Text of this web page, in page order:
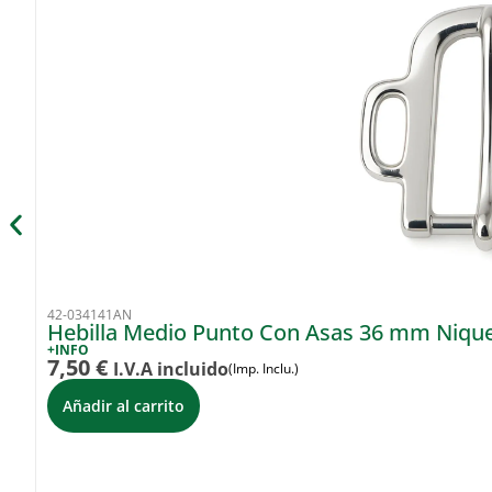
42-034141AN
Hebilla Medio Punto Con Asas 36 mm
+INFO
7,50€ I.V.A incluido(Imp. Inclu.)
Añadir al carrito